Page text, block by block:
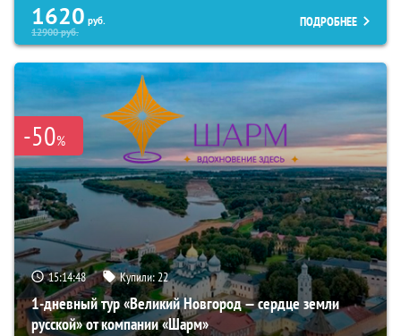
1620 руб.
12900руб.
ПОДРОБНЕЕ
-50%
15:14:46 Купили:22
1-дневный тур «Великий Новгород — сердце земли
русской» от компании «Шарм»